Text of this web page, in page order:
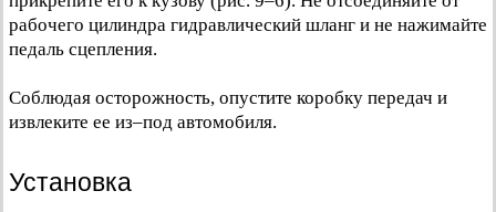
рабочего цилиндра гидравлический шланг и не нажимайте
педаль сцепления.
Соблюдая осторожность, опустите коробку передач и
извлеките ее из–под автомобиля.
Установка